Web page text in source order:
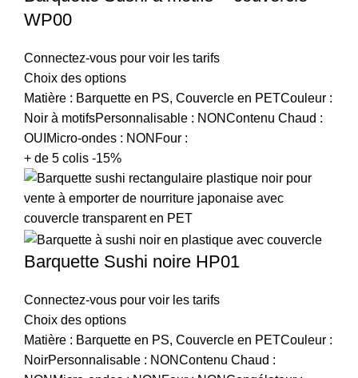
WP00
Connectez-vous pour voir les tarifs
Choix des options
Matière : Barquette en PS, Couvercle en PETCouleur :
Noir à motifsPersonnalisable : NONContenu Chaud :
OUIMicro-ondes : NONFour :
+ de 5 colis -15%
Barquette Sushi noire HP01
Connectez-vous pour voir les tarifs
Choix des options
Matière : Barquette en PS, Couvercle en PETCouleur :
NoirPersonnalisable : NONContenu Chaud :